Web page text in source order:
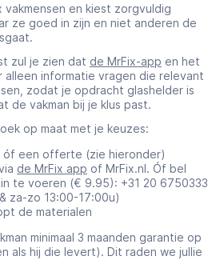
vakmensen en kiest zorgvuldig
ze goed in zijn en niet anderen de
zul je zien dat de MrFix-app en het
alleen informatie vragen die relevant
zodat je opdracht glashelder is
de vakman bij je klus past.
op maat met je keuzes:
óf een offerte (zie hieronder)
de MrFix app of MrFix.nl. Óf bel
te voeren (€ 9.95): +31 20 6750333
za-zo 13:00-17:00u)
de materialen
minimaal 3 maanden garantie op
als hij die levert). Dit raden we jullie